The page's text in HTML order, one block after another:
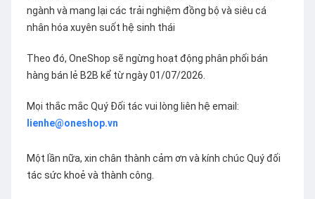
ngành và mang lại các trải nghiệm đồng bộ và siêu cá
nhân hóa xuyên suốt hệ sinh thái
Theo đó, OneShop sẽ ngừng hoạt động phân phối bán
hàng bán lẻ B2B kể từ ngày 01/07/2026.
Mọi thắc mắc Quý Đối tác vui lòng liên hệ email:
lienhe@oneshop.vn
Một lần nữa, xin chân thành cảm ơn và kính chúc Quý đối
tác sức khoẻ và thành công.